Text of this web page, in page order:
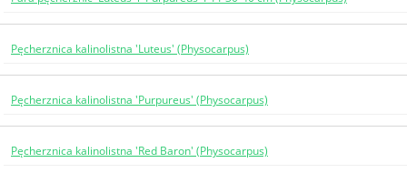
Pęcherznica kalinolistna 'Luteus' (Physocarpus)
Pęcherznica kalinolistna 'Purpureus' (Physocarpus)
Pęcherznica kalinolistna 'Red Baron' (Physocarpus)